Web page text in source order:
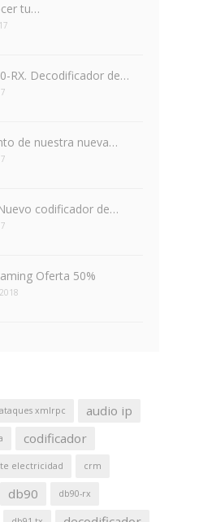
tu…
RX. Decodificador de…
de nuestra nueva…
codificador de…
Oferta 50%
ataques xmlrpc audio ip
codificador
electricidad crm
db90 db90-rx